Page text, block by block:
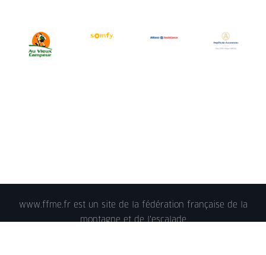
www.ffme.fr est un site de la fédération française de la
montagne et de l'escalade